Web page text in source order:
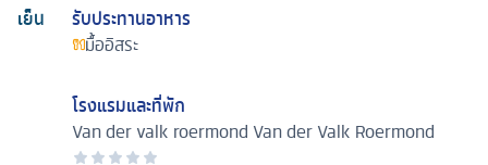
เย็น
รับประทานอาหาร
มื้ออิสระ
โรงแรมและที่พัก
Van der valk roermond Van der Valk Roermond